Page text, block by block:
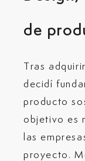
de
Tras
decidí
producto
objetivo es
las
proyecto.